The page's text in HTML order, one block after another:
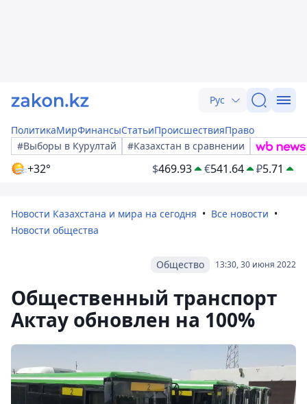
Рус
ПолитикаМирФинансыСтатьиПроисшествияПраво
#Выборы в Курултай
#Казахстан в сравнении
+32° $469.93 €541.64 ₽5.71
Новости Казахстана и мира на сегодня
Все новости
Новости общества
13:30, 30 июня 2022
Общество
Общественный транспорт
Актау обновлен на 100%